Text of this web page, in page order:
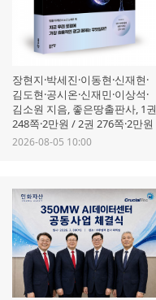
장현지·박세진·이동현·신재현·
김도현·공시온·신재민·이상석·
김소원 지음, 좋은땅출판사, 1권
248쪽·2만원 / 2권 276쪽·2만원
2026-08-05 10:00